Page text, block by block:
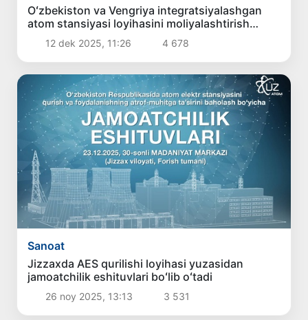
Oʻzbekiston va Vengriya integratsiyalashgan
atom stansiyasi loyihasini moliyalashtirish
yuzasidan muzokaralar oʻtkazdi
12 dek 2025, 11:26 4 678
Sanoat
Jizzaxda AES qurilishi loyihasi yuzasidan
jamoatchilik eshituvlari boʻlib oʻtadi
26 noy 2025, 13:13 3 531